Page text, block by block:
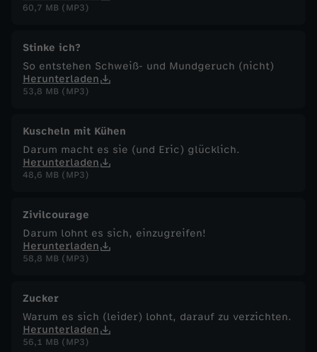
60,7 MB (MP3)
Stinke ich?
So entstehen Schweiß- und Mundgeruch (nicht)
Herunterladen
53,8 MB (MP3)
Kuscheln mit Kühen
Darum macht es sie (und Eric) glücklich.
Herunterladen
48,6 MB (MP3)
Zivilcourage
Darum lohnt es sich, einzugreifen!
Herunterladen
58,8 MB (MP3)
Zucker
Warum es sich (leider) lohnt, darauf zu verzichten.
Herunterladen
56,1 MB (MP3)